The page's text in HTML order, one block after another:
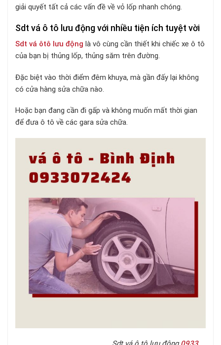
giải quyết tất cả các vấn đề về vỏ lốp nhanh chóng.
Sdt vá ô tô lưu động với nhiều tiện ích tuyệt vời
Sdt vá ôtô lưu động là vô cùng cần thiết khi chiếc xe ô tô
của bạn bị thủng lốp, thủng săm trên đường.
Đặc biệt vào thời điểm đêm khuya, mà gần đấy lại không
có cửa hàng sửa chữa nào.
Hoặc bạn đang cần đi gấp và không muốn mất thời gian
để đưa ô tô về các gara sửa chữa.